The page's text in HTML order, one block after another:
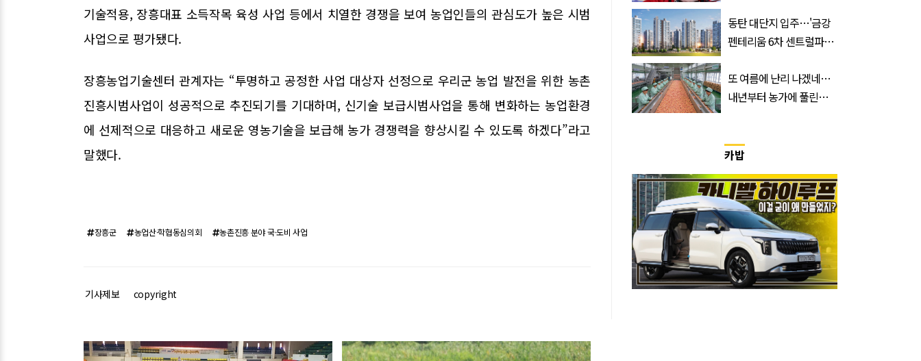
기술적용, 장흥대표 소득작목 육성 사업 등에서 치열한 경쟁을 보여 농업인들의 관심도가 높은 시범
사업으로 평가됐다.
장흥농업기술센터 관계자는 “투명하고 공정한 사업 대상자 선정으로 우리군 농업 발전을 위한 농촌
진흥시범사업이 성공적으로 추진되기를 기대하며, 신기술 보급시범사업을 통해 변화하는 농업환경
에 선제적으로 대응하고 새로운 영농기술을 보급해 농가 경쟁력을 향상시킬 수 있도록 하겠다”라고
말했다.
장흥군 농업산·학협동심의회 농촌진흥 분야 국·도비 사업
기사제보 copyright
관련기사
동탄 대단지 입주…'금강
펜테리움 6차 센트럴파크'
는?
또 여름에 난리 나겠네…
내년부터 농가에 풀린다는
카밥